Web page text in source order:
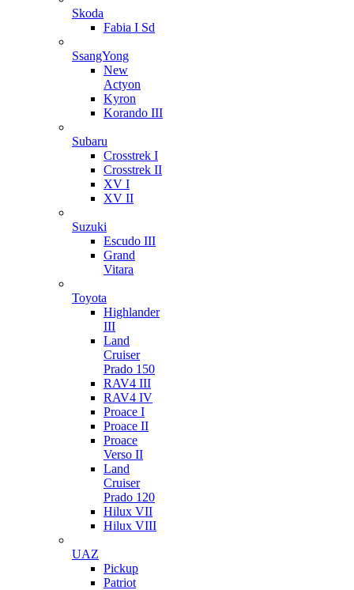
Skoda
Fabia I Sd
SsangYong
New
Actyon
Kyron
Korando III
Subaru
Crosstrek I
Crosstrek II
XV I
XV II
Suzuki
Escudo III
Grand
Vitara
Toyota
Highlander
III
Land
Cruiser
Prado 150
RAV4 III
RAV4 IV
Proace I
Proace II
Proace
Verso II
Land
Cruiser
Prado 120
Hilux VII
Hilux VIII
UAZ
Pickup
Patriot